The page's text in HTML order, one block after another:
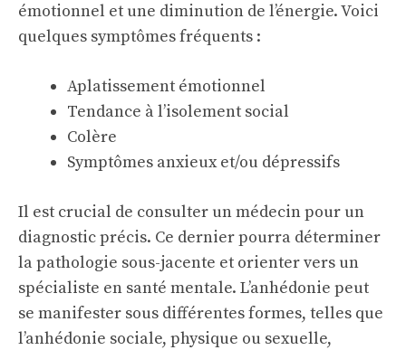
émotionnel et une diminution de l’énergie. Voici
quelques symptômes fréquents :
Aplatissement émotionnel
Tendance à l’isolement social
Colère
Symptômes anxieux et/ou dépressifs
Il est crucial de consulter un médecin pour un
diagnostic précis. Ce dernier pourra déterminer
la pathologie sous-jacente et orienter vers un
spécialiste en santé mentale. L’anhédonie peut
se manifester sous différentes formes, telles que
l’anhédonie sociale, physique ou sexuelle,